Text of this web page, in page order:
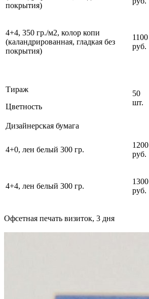
покрытия)
4+4, 350 гр./м2, колор копи
(каландрированная, гладкая без
покрытия)
1100
руб.
Тираж
Цветность
50
шт.
Дизайнерская бумага
4+0, лен белый 300 гр.
1200
руб.
4+4, лен белый 300 гр.
1300
руб.
Офсетная печать визиток, 3 дня